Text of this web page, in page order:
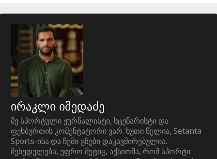
ირაკლი იმედაძე
მე სპორტული ჟურნალისტი, სცენარისტი და
ფეხბურთის კომენტატორი ვარ. ხუთი წელია, Setanta
Sports-ისა და ჩემი გზები დაკავშირებულია.
შეხედულება, უფრო მეტიც, აქსიომა, რომ სპორტი